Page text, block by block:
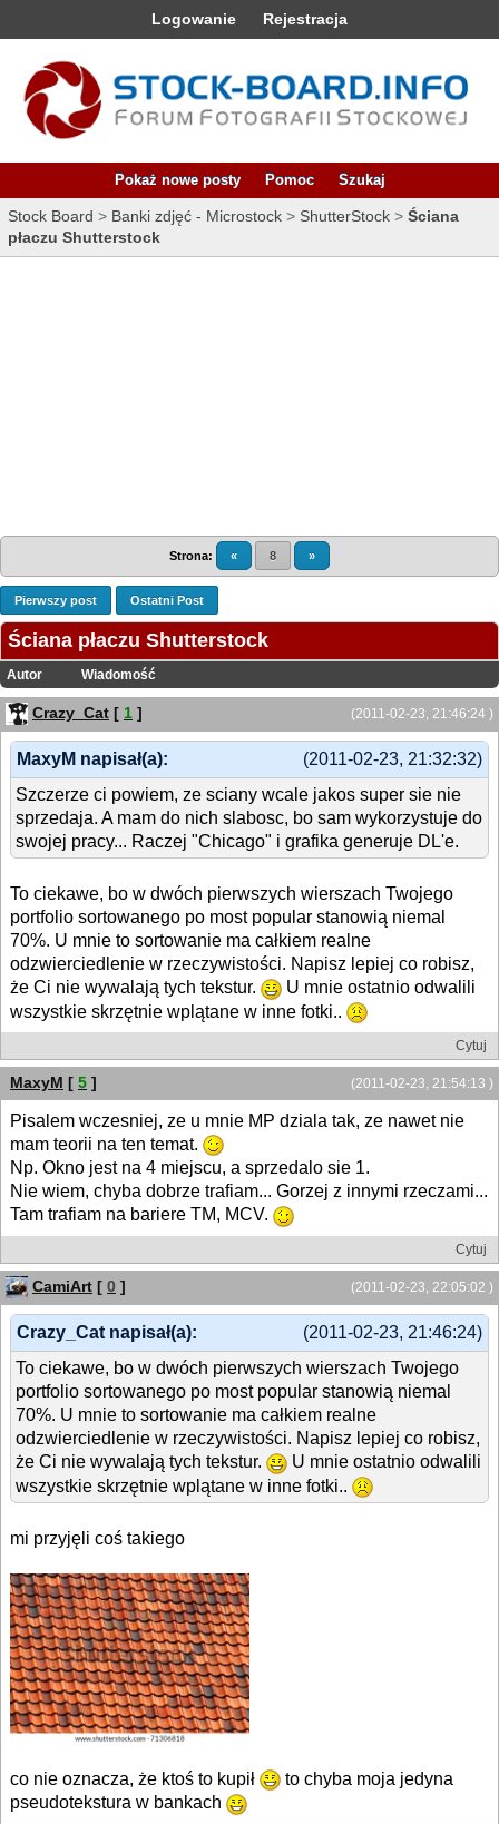
Logowanie Rejestracja
Pokaż nowe posty Pomoc Szukaj
Stock Board > Banki zdjęć - Microstock > ShutterStock > Ściana
płaczu Shutterstock
Strona: « 8 »
Pierwszy post Ostatni Post
Ściana płaczu Shutterstock
Autor Wiadomość
(2011-02-23, 21:46:24 )
Crazy_Cat [ 1 ]
(2011-02-23, 21:32:32)
MaxyM napisał(a):
Szczerze ci powiem, ze sciany wcale jakos super sie nie
sprzedaja. A mam do nich slabosc, bo sam wykorzystuje do
swojej pracy... Raczej "Chicago" i grafika generuje DL'e.
To ciekawe, bo w dwóch pierwszych wierszach Twojego
portfolio sortowanego po most popular stanowią niemal
70%. U mnie to sortowanie ma całkiem realne
odzwierciedlenie w rzeczywistości. Napisz lepiej co robisz,
że Ci nie wywalają tych tekstur.
U mnie ostatnio odwalili
wszystkie skrzętnie wplątane w inne fotki..
Cytuj
(2011-02-23, 21:54:13 )
MaxyM [ 5 ]
Pisalem wczesniej, ze u mnie MP dziala tak, ze nawet nie
mam teorii na ten temat.
Np. Okno jest na 4 miejscu, a sprzedalo sie 1.
Nie wiem, chyba dobrze trafiam... Gorzej z innymi rzeczami...
Tam trafiam na bariere TM, MCV.
Cytuj
(2011-02-23, 22:05:02 )
CamiArt [ 0 ]
(2011-02-23, 21:46:24)
Crazy_Cat napisał(a):
To ciekawe, bo w dwóch pierwszych wierszach Twojego
portfolio sortowanego po most popular stanowią niemal
70%. U mnie to sortowanie ma całkiem realne
odzwierciedlenie w rzeczywistości. Napisz lepiej co robisz,
że Ci nie wywalają tych tekstur.
U mnie ostatnio odwalili
wszystkie skrzętnie wplątane w inne fotki..
mi przyjęli coś takiego
co nie oznacza, że ktoś to kupił
to chyba moja jedyna
pseudotekstura w bankach